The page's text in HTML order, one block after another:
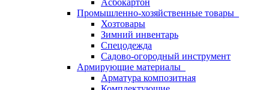
Асбокартон
Промышленно-хозяйственные товары
Хозтовары
Зимний инвентарь
Спецодежда
Садово-огородный инструмент
Армирующие материалы
Арматура композитная